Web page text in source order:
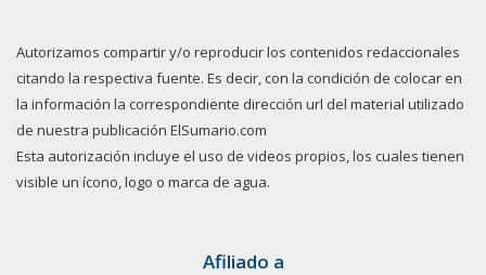
Autorizamos compartir y/o reproducir los contenidos redaccionales
citando la respectiva fuente. Es decir, con la condición de colocar en
la información la correspondiente dirección url del material utilizado
de nuestra publicación ElSumario.com
Esta autorización incluye el uso de videos propios, los cuales tienen
visible un ícono, logo o marca de agua.
Afiliado a